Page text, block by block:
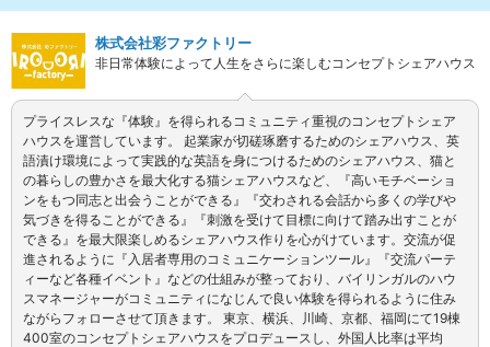
株式会社彩ファクトリー
非日常体験によって人生をさらに楽しむコンセプトシェアハウス
プライスレスな『体験』を得られるコミュニティ重視のコンセプトシェア
ハウスを運営しています。 起業家が切磋琢磨するためのシェアハウス、英
語漬け環境によって実践的な英語を身につけるためのシェアハウス、猫と
の暮らしの豊かさを最大化する猫シェアハウスなど、『高いモチベーショ
ンをもつ同志と出会うことができる』『交わされる会話から多くの学びや
気づきを得ることができる』『刺激を受けて目標に向けて踏み出すことが
できる』を最大限楽しめるシェアハウス作りを心がけています。交流が促
進されるように『入居者専用のコミュニケーションツール』『交流パーテ
ィーなど各種イベント』などの仕組みが整っており、バイリンガルのハウ
スマネージャーがコミュニティになじんで良い体験を得られるように住み
ながらフォローさせて頂きます。 東京、横浜、川崎、京都、福岡にて19棟
400室のコンセプトシェアハウスをプロデュースし、外国人比率は平均